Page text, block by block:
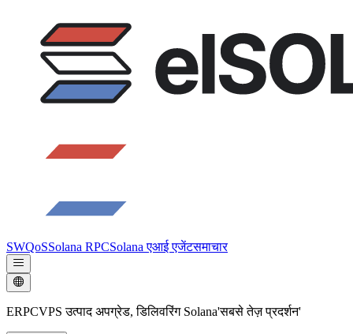
SWQoSSolana RPCSolana एआई एजेंटसमाचार
ERPCVPS उत्पाद अपग्रेड, डिलिवरिंग Solana'सबसे तेज़ प्रदर्शन'